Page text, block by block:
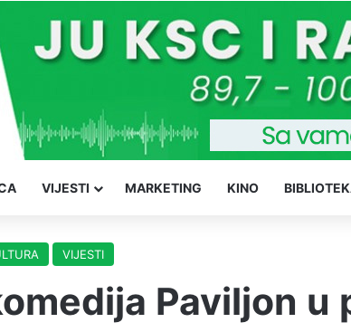
VIJESTI MARKETING KINO
VIJESTI
Paviljon u